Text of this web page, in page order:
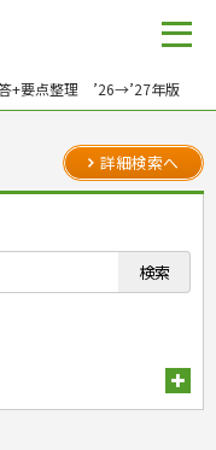
+要点整理 ’26→’27年版
詳細検索へ